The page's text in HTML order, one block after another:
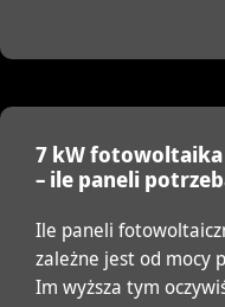
7 kW fotowoltaika
– ile paneli
Ile paneli
zależne jest od mocy
Im wyższa tym